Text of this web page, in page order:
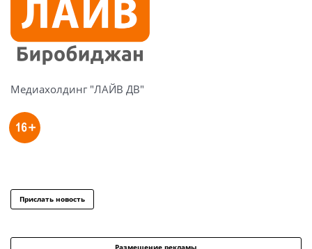
Медиахолдинг "ЛАЙВ ДВ"
Прислать новость
Размещение рекламы